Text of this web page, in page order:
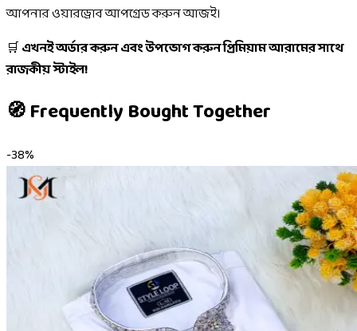
আপনার ওয়ারড্রোব আপগ্রেড করুন আজই।
🛒এখনই অর্ডার করুন এবং উপভোগ করুন প্রিমিয়াম আরামের সাথে
রাজকীয় স্টাইল!
🧭 Frequently Bought Together
-38%